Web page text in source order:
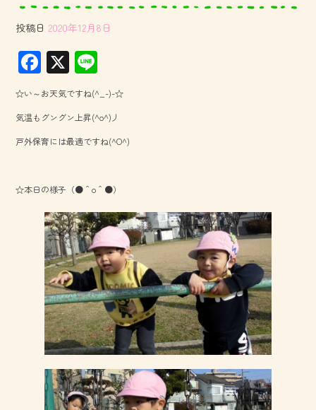
投稿日 2020年12月8日
F
ac
e
b
o
X
ne
☆い～お天気ですね(^_-)-☆
気温もグングン上昇(^o^)丿
戸外保育には最適ですね(^O^)
☆本日の様子（●＾o＾●）